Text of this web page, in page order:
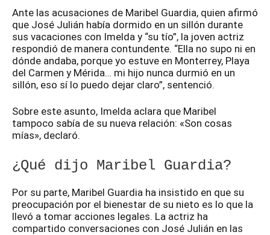
Ante las acusaciones de Maribel Guardia, quien afirmó
que José Julián había dormido en un sillón durante
sus vacaciones con Imelda y “su tío”, la joven actriz
respondió de manera contundente. “Ella no supo ni en
dónde andaba, porque yo estuve en Monterrey, Playa
del Carmen y Mérida… mi hijo nunca durmió en un
sillón, eso sí lo puedo dejar claro”, sentenció.
Sobre este asunto, Imelda aclara que Maribel
tampoco sabía de su nueva relación: «Son cosas
mías», declaró.
¿Qué dijo Maribel Guardia?
Por su parte, Maribel Guardia ha insistido en que su
preocupación por el bienestar de su nieto es lo que la
llevó a tomar acciones legales. La actriz ha
compartido conversaciones con José Julián en las